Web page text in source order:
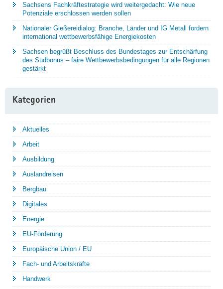
Sachsens Fachkräftestrategie wird weitergedacht: Wie neue
Potenziale erschlossen werden sollen
Nationaler Gießereidialog: Branche, Länder und IG Metall fordern
international wettbewerbsfähige Energiekosten
Sachsen begrüßt Beschluss des Bundestages zur Entschärfung
des Südbonus – faire Wettbewerbsbedingungen für alle Regionen
gestärkt
Kategorien
Aktuelles
Arbeit
Ausbildung
Auslandreisen
Bergbau
Digitales
Energie
EU-Förderung
Europäische Union / EU
Fach- und Arbeitskräfte
Handwerk